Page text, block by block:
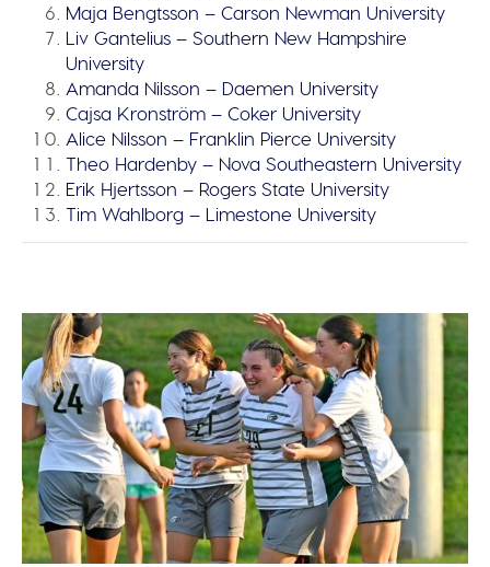
Maja Bengtsson – Carson Newman University
Liv Gantelius – Southern New Hampshire
University
Amanda Nilsson – Daemen University
Cajsa Kronström – Coker University
Alice Nilsson – Franklin Pierce University
Theo Hardenby – Nova Southeastern University
Erik Hjertsson – Rogers State University
Tim Wahlborg – Limestone University